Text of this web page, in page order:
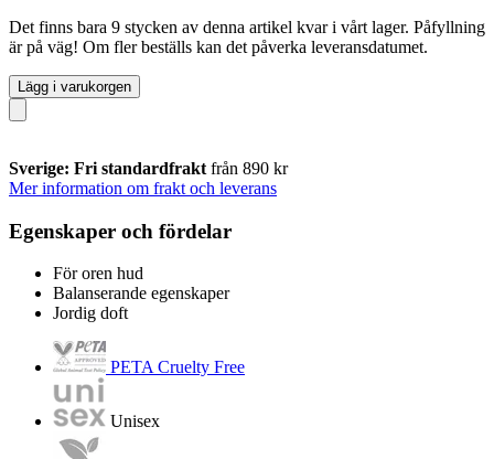
Det finns bara 9 stycken av denna artikel kvar i vårt lager. Påfyllning
är på väg! Om fler beställs kan det påverka leveransdatumet.
Lägg i varukorgen
Sverige: Fri standardfrakt från 890 kr
Mer information om frakt och leverans
Egenskaper och fördelar
För oren hud
Balanserande egenskaper
Jordig doft
PETA Cruelty Free
Unisex